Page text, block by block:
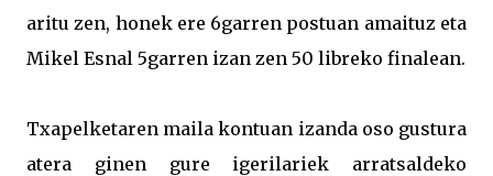
aritu zen, honek ere 6garren postuan amaituz eta
Mikel Esnal 5garren izan zen 50 libreko finalean.
Txapelketaren maila kontuan izanda oso gustura
atera ginen gure igerilariek arratsaldeko